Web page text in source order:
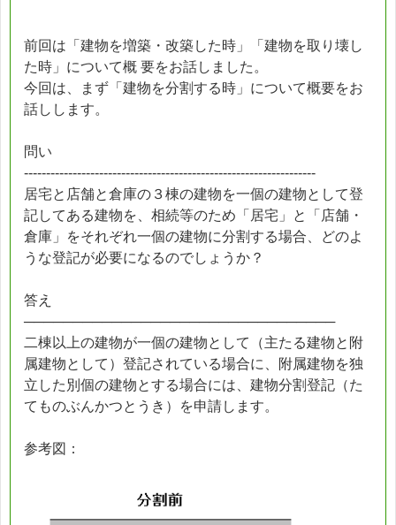
前回は「建物を増築・改築した時」「建物を取り壊し
た時」について概 要をお話しました。
今回は、まず「建物を分割する時」について概要をお
話しします。
問い
------------------------------------------------------------------
居宅と店舗と倉庫の３棟の建物を一個の建物として登
記してある建物を、相続等のため「居宅」と「店舗・
倉庫」をそれぞれ一個の建物に分割する場合、どのよ
うな登記が必要になるのでしょうか？
答え
────────────────────────────────
二棟以上の建物が一個の建物として（主たる建物と附
属建物として）登記されている場合に、附属建物を独
立した別個の建物とする場合には、建物分割登記（た
てものぶんかつとうき）を申請します。
参考図：